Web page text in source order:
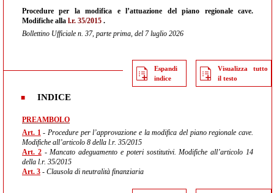
Procedure per la modifica e l’attuazione del piano regionale cave.
Modifiche alla l.r. 35/2015 .
Bollettino Ufficiale n. 37, parte prima, del 7 luglio 2026
Espandi
indice
Visualizza tutto
il testo
INDICE
PREAMBOLO
Art. 1- Procedure per l’approvazione e la modifica del piano regionale cave.
Modifiche all’articolo 8 della l.r. 35/2015
Art. 2- Mancato adeguamento e poteri sostitutivi. Modifiche all’articolo 14
della l.r. 35/2015
Art. 3 - Clausola di neutralità finanziaria